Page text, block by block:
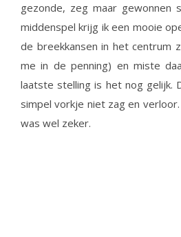
gezonde, zeg maar
middenspel krijg ik een mooie
de breekkansen in het centrum
me in de penning) en miste
laatste stelling is het nog gelijk.
simpel vorkje niet zag en
was wel zeker.